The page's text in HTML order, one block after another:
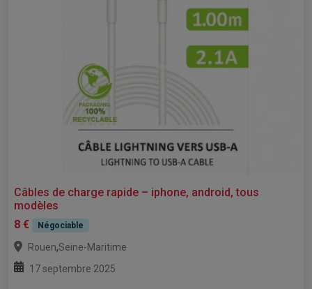
Câbles de charge rapide – iphone, android, tous
modèles
8 €
Négociable
Rouen,Seine-Maritime
17 septembre 2025